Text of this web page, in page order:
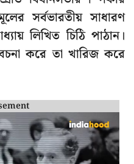
সর্বভারতীয় সাধারণ
লিখিত চিঠি পাঠান।
করে তা খারিজ করে